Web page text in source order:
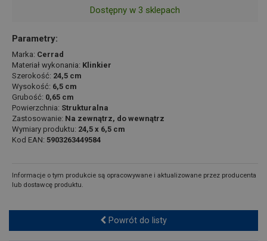
Dostępny w 3 sklepach
Parametry:
Marka: Cerrad
Materiał wykonania: Klinkier
Szerokość: 24,5 cm
Wysokość: 6,5 cm
Grubość: 0,65 cm
Powierzchnia: Strukturalna
Zastosowanie: Na zewnątrz, do wewnątrz
Wymiary produktu: 24,5 x 6,5 cm
Kod EAN: 5903263449584
Informacje o tym produkcie są opracowywane i aktualizowane przez producenta
lub dostawcę produktu.
Powrót do listy